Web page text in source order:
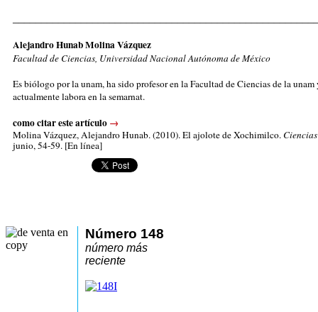
Alejandro Hunab Molina Vázquez
Facultad de Ciencias, Universidad Nacional Autónoma de México
Es biólogo por la unam, ha sido profesor en la Facultad de Ciencias de la unam
actualmente labora en la semarnat.
como citar este artículo →
Molina Vázquez, Alejandro Hunab.(2010). El ajolote de Xochimilco. Ciencias
junio, 54-59. [En línea]
Número 148
número más
reciente